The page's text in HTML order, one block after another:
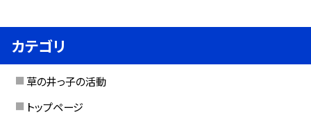
カテゴリ
草の井っ子の活動
トップページ